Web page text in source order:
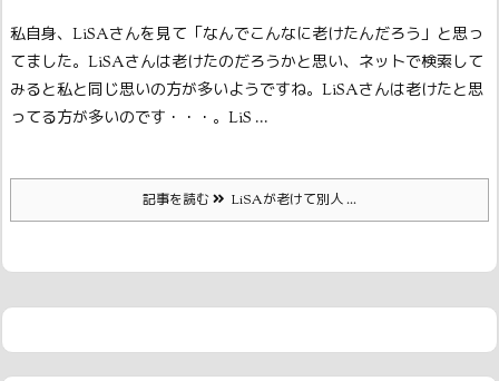
私自身、LiSAさんを見て「なんでこんなに老けたんだろう」と思っ
てました。LiSAさんは老けたのだろうかと思い、ネットで検索して
みると私と同じ思いの方が多いようですね。LiSAさんは老けたと思
ってる方が多いのです・・・。 LiS ...
記事を読む LiSAが老けて別人 ...